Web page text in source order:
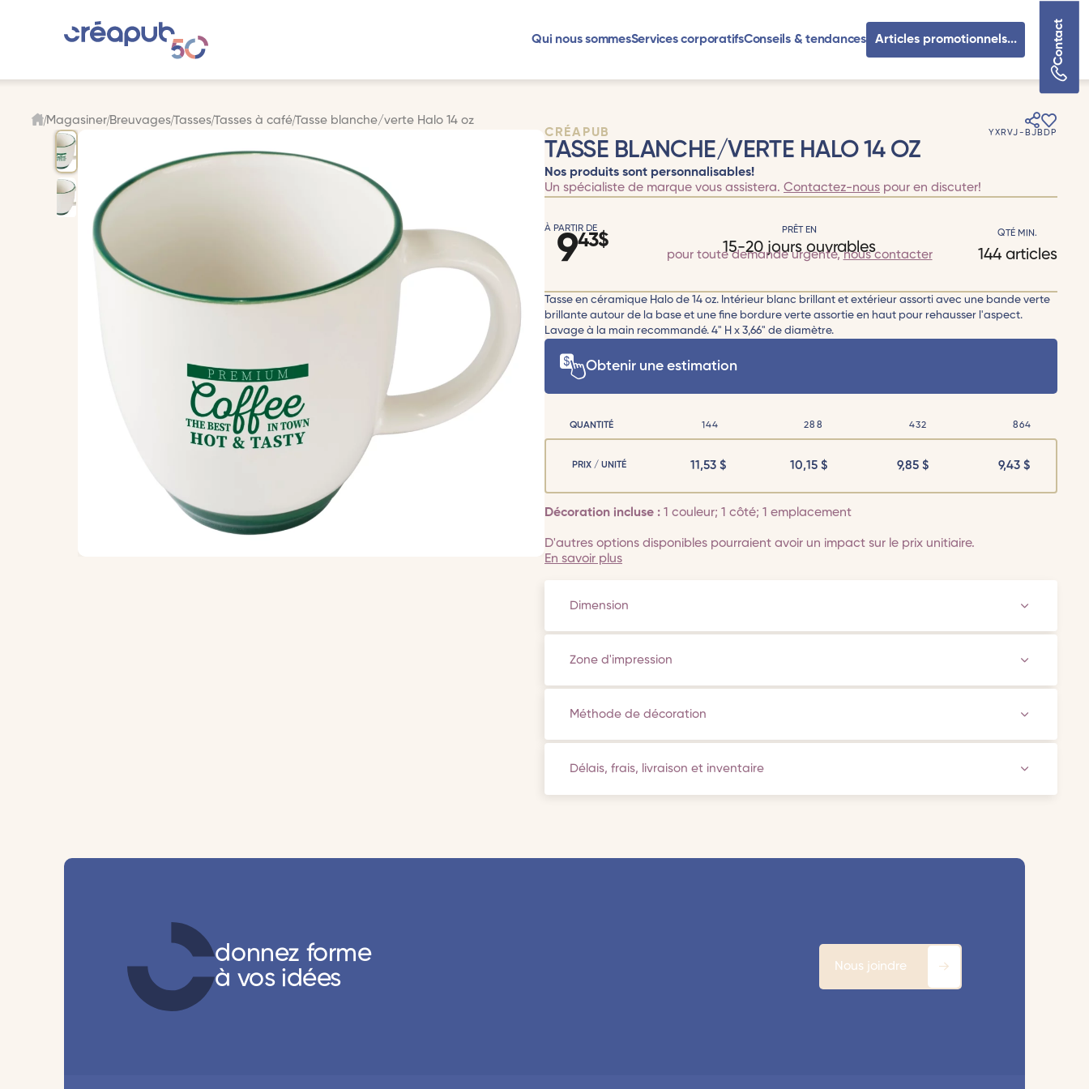
Qui nous sommesServices corporatifsConseils & tendances Contact
Articles promotionnels...
Magasiner Breuvages Tasses Tasses à café Tasse blanche/verte Halo 14 oz
CRÉAPUB YXRVJ-BJBDP
TASSE BLANCHE/VERTE HALO 14 OZ
Nos produits sont personnalisables!
Un spécialiste de marque vous assistera. Contactez-nous pour en discuter!
À PARTIR DE
943$
PRÊT EN
15-20 jours ouvrables
pour toute demande urgente,nous contacter
QTÉ MIN.
144 articles
Tasse en céramique Halo de 14 oz. Intérieur blanc brillant et extérieur assorti avec une bande verte
brillante autour de la base et une fine bordure verte assortie en haut pour rehausser l'aspect.
Lavage à la main recommandé. 4" H x 3,66" de diamètre.
Obtenir une estimation
QUANTITÉ 144 288 432 864
PRIX / UNITÉ 11,53 $ 10,15 $ 9,85 $ 9,43 $
Décoration incluse : 1 couleur; 1 côté; 1 emplacement
D'autres options disponibles pourraient avoir un impact sur le prix unitiaire.
En savoir plus
Dimension
Zone d'impression
Méthode de décoration
Délais, frais, livraison et inventaire
donnez forme
à vos idées
Nous joindre